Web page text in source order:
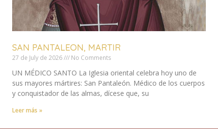
SAN PANTALEON, MARTIR
27 de July de 2026 No Comments
UN MÉDICO SANTO La Iglesia oriental celebra hoy uno de
sus mayores mártires: San Pantaleón. Médico de los cuerpos
y conquistador de las almas, dícese que, su
Leer más »